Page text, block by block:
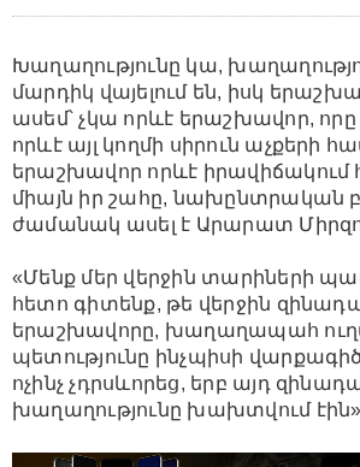
Խաղաղությունը կա,
մարդիկ վայելում են, իսկ
ասեմ՝ չկա որևէ երաշխավոր,
որևէ այլ կողմի սիրուն աչքերի
երաշխավոր որևէ իրավիճակում
միայն իր շահը, նախընտրական
ժամանակ ասել է Արարատ
«Մենք մեր վերջին տարիների
հետո գիտենք, թե վերջին
երաշխավորը, խաղաղապահ
պետությունը ինչպիսի
ոչինչ չդրսևորեց, երբ այդ
խաղաղությունը խախտվում